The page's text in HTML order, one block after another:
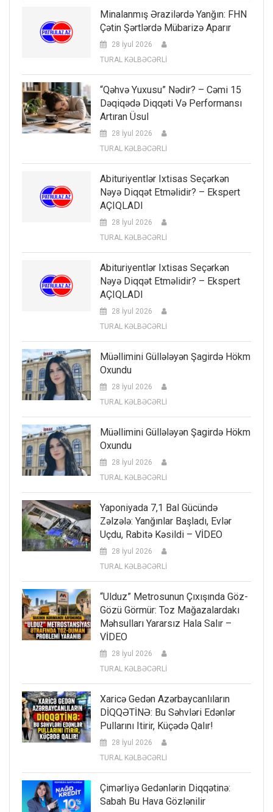
Minalanmış Ərazilərdə Yanğın: FHN
Çətin Şərtlərdə Mübarizə Aparır
28 İyul 2026
TURAL KƏLBƏCƏRLİ
“Qəhvə Yuxusu” Nədir? – Cəmi 15
Dəqiqədə Diqqəti Və Performansı
Artıran Üsul
28 İyul 2026
TURAL KƏLBƏCƏRLİ
Abituriyentlər Ixtisas Seçərkən
Nəyə Diqqət Etməlidir? – Ekspert
AÇIQLADI
28 İyul 2026
TURAL KƏLBƏCƏRLİ
Abituriyentlər Ixtisas Seçərkən
Nəyə Diqqət Etməlidir? – Ekspert
AÇIQLADI
28 İyul 2026
TURAL KƏLBƏCƏRLİ
Müəllimini Güllələyən Şagirdə Hökm
Oxundu
28 İyul 2026
TURAL KƏLBƏCƏRLİ
Müəllimini Güllələyən Şagirdə Hökm
Oxundu
28 İyul 2026
TURAL KƏLBƏCƏRLİ
Yaponiyada 7,1 Bal Gücündə
Zəlzələ: Yanğınlar Başladı, Evlər
Uçdu, Rabitə Kəsildi – VİDEO
28 İyul 2026
TURAL KƏLBƏCƏRLİ
“Ulduz” Metrosunun Çıxışında Göz-
Gözü Görmür: Toz Mağazalardakı
Məhsulları Yararsız Hala Salır –
VİDEO
28 İyul 2026
TURAL KƏLBƏCƏRLİ
Xaricə Gedən Azərbaycanlıların
DİQQƏTİNƏ: Bu Səhvləri Edənlər
Pullarını Itirir, Küçədə Qalır!
28 İyul 2026
TURAL KƏLBƏCƏRLİ
Çimərliyə Gedənlərin Diqqətinə:
Sabah Bu Hava Gözlənilir